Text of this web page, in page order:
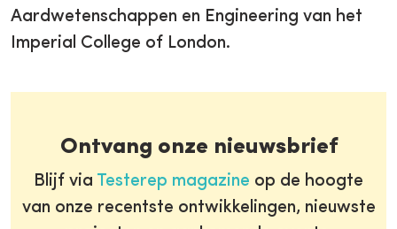
Aardwetenschappen en Engineering van het
Imperial College of London.
Ontvang onze nieuwsbrief
Blijf via Testerep magazine op de hoogte
van onze recentste ontwikkelingen, nieuwste